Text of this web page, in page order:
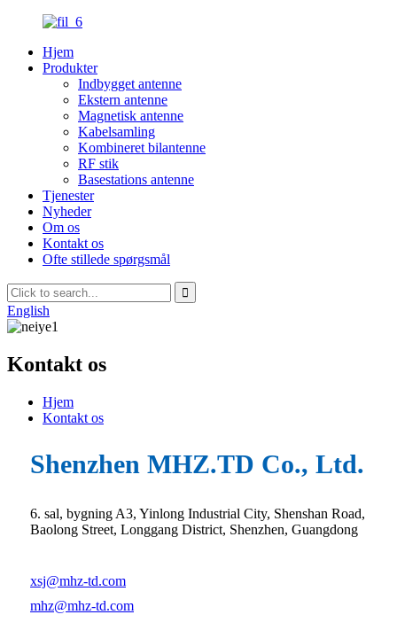
Hjem
Produkter
Indbygget antenne
Ekstern antenne
Magnetisk antenne
Kabelsamling
Kombineret bilantenne
RF stik
Basestations antenne
Tjenester
Nyheder
Om os
Kontakt os
Ofte stillede spørgsmål
English
Kontakt os
Hjem
Kontakt os
Shenzhen MHZ.TD Co., Ltd.
6. sal, bygning A3, Yinlong Industrial City, Shenshan Road,
Baolong Street, Longgang District, Shenzhen, Guangdong
xsj@mhz-td.com
mhz@mhz-td.com